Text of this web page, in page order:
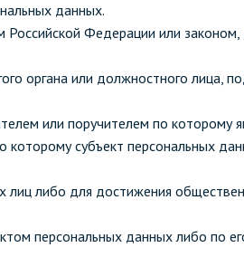
данных.
Федерации или законом,
органа или должностного лица,
или поручителем по которому
субъект персональных
лиц либо для достижения
персональных данных либо по